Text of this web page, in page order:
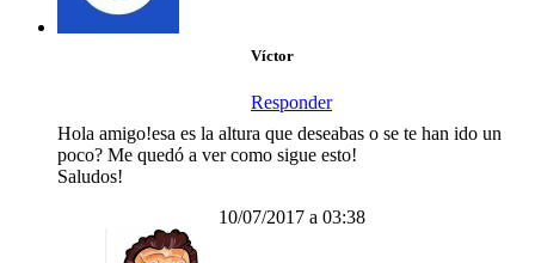
Víctor
Responder
Hola amigo!esa es la altura que deseabas o se te han ido un
poco? Me quedó a ver como sigue esto!
Saludos!
10/07/2017 a 03:38